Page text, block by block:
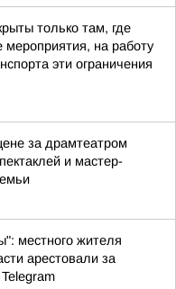
только там, где
мероприятия, на работу
эти ограничения
за драмтеатром
и мастер-
местного жителя
арестовали за